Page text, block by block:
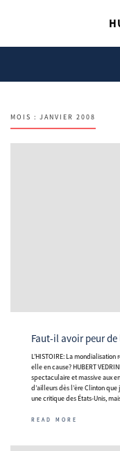
MOIS : JANVIER 2008
Faut-il avoir peur
L’HISTOIRE: La mondialisation renforce-t-elle la domination occidentale ou la remet-
elle en cause? HUBERT
spectaculaire et massive aux
d’ailleurs dès l’ère Clinton que
une critique des États-Unis,
READ MORE